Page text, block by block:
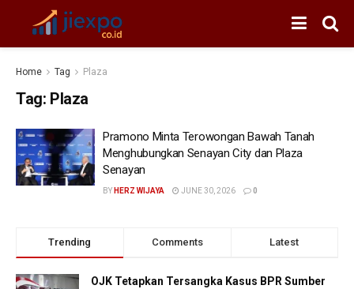
Home Tag Plaza
Tag: Plaza
Pramono Minta Terowongan Bawah Tanah
Menghubungkan Senayan City dan Plaza
Senayan
BY HERZ WIJAYA JUNE 30, 2026 0
Trending Comments Latest
OJK Tetapkan Tersangka Kasus BPR Sumber